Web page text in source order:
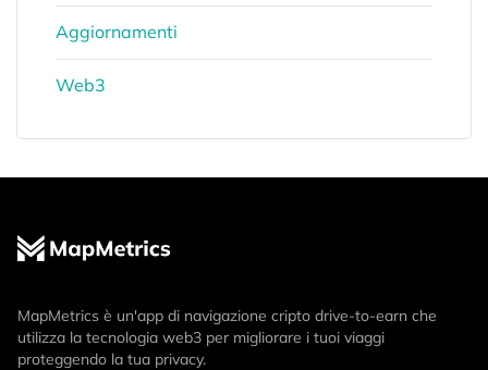
Aggiornamenti
Web3
MapMetrics è un'app di navigazione cripto drive-to-earn che
utilizza la tecnologia web3 per migliorare i tuoi viaggi
proteggendo la tua privacy.